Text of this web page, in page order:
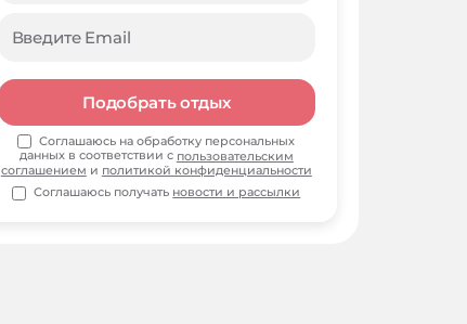
Подобрать отдых
Соглашаюсь на обработку персональных
данных в соответствии с пользовательским
соглашением и политикой конфиденциальности
Соглашаюсь получать новости и рассылки